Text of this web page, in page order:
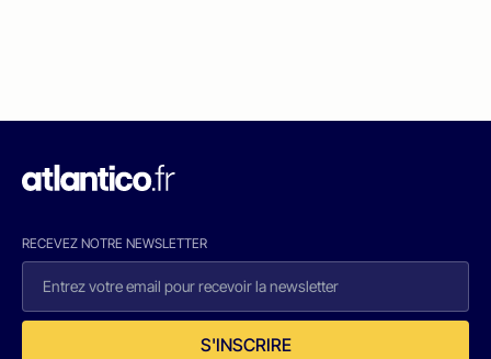
RECEVEZ NOTRE NEWSLETTER
S'INSCRIRE